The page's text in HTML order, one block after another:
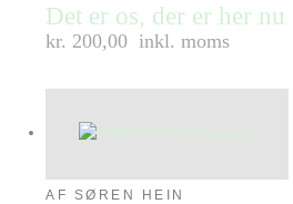
Det er os, der er her nu
kr. 200,00 inkl. moms
AF SØREN HEIN